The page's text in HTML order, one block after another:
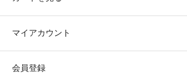
マイアカウント
会員登録